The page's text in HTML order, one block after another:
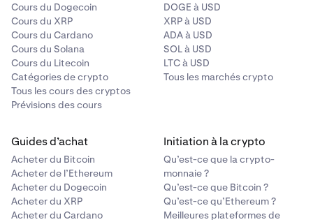
Cours du Dogecoin
Cours du XRP
Cours du Cardano
Cours du Solana
Cours du Litecoin
Catégories de crypto
Tous les cours des cryptos
Prévisions des cours
DOGE à USD
XRP à USD
ADA à USD
SOL à USD
LTC à USD
Tous les marchés crypto
Guides d’achat
Acheter du Bitcoin
Acheter de l’Ethereum
Acheter du Dogecoin
Acheter du XRP
Acheter du Cardano
Initiation à la crypto
Qu’est-ce que la crypto-
monnaie ?
Qu’est-ce que Bitcoin ?
Qu’est-ce qu’Ethereum ?
Meilleures plateformes de